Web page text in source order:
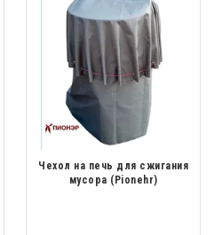
Чехол на печь для сжигания
мусора (Pionehr)